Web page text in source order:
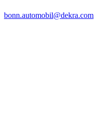
bonn​.automobil@​dekra.com